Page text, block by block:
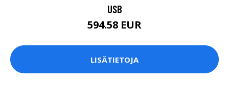
USB
594.58 EUR
LISÄTIETOJA